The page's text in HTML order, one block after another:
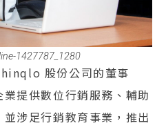
1427787_1280
股份公司的董事
提供數位行銷服務、輔助
涉足行銷教育事業，推出